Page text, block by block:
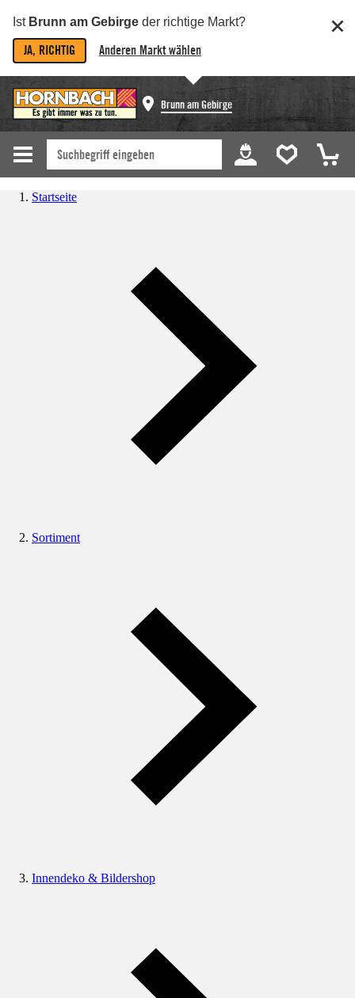
Ist Brunn am Gebirge der richtige Markt?
JA, RICHTIG Anderen Markt wählen
Brunn am Gebirge
Startseite
Sortiment
Innendeko & Bildershop